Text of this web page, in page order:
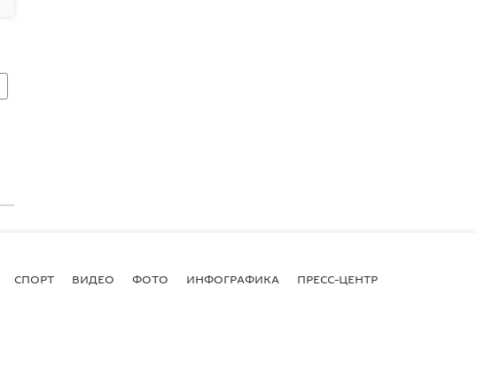
СПОРТ ВИДЕО ФОТО ИНФОГРАФИКА ПРЕСС-ЦЕНТР